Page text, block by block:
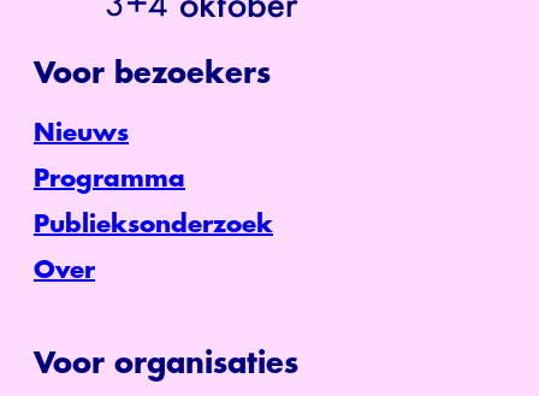
Voor bezoekers
Nieuws
Programma
Publieksonderzoek
Over
Voor organisaties